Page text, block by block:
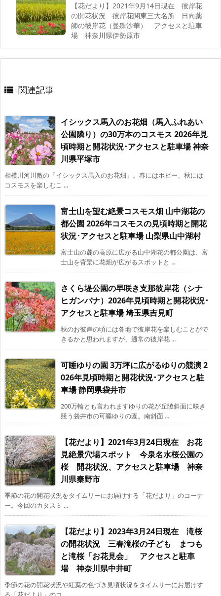
【花だより】2021年9月14日現在 彼岸花
の開花状況 彼岸花関東三大名所 日向薬
師の彼岸花（曼殊沙華） アクセスと駐車
場 神奈川県伊勢原市
 関連記事
イシックス馬入のお花畑（馬入ふれあい
公園隣り）の30万本のコスモス 2026年見
頃時期と開花状況･アクセスと駐車場 神奈
川県平塚市
相模川河川敷の「イシックス馬入のお花畑」。春にはポピー、秋には
コスモスを楽しむこ ...
富士山を望む絶景コスモス畑 山中湖花の
都公園 2026年コスモスの見頃時期と開花
状況･アクセスと駐車場 山梨県山中湖村
富士山の麓の高原に広がる山中湖花の都公園は、富
士山を背景に花畑が広がるスポットと ...
さくら堤公園の早咲き支那彼岸花（シナ
ヒガンバナ）2026年見頃時期と開花状況･
アクセスと駐車場 埼玉県吉見町
秋のお彼岸の頃には各地で彼岸花を楽しむことがで
きるかと思われますが、通常の彼岸花 ...
可睡ゆりの園 3万坪に広がるゆりの競演 2
026年見頃時期と開花状況･アクセスと駐
車場 静岡県袋井市
200万輪とも言われますゆりの花が丘陵斜面に咲き
競う袋井市の可睡ゆりの園。南斜面 ...
【花だより】2021年3月24日現在 お花
見絶景穴場スポット 今泉名水桜公園の
桜 開花状況、アクセスと駐車場 神奈
川県秦野市
季節の花の開花状況をタイムリーにお届けする「花だより」のコーナ
ー。今回のカタスミ ...
【花だより】2023年3月24日現在 滝桜
の開花状況 三春滝桜の子ども まつも
と滝桜「お花見会」 アクセスと駐車
場 神奈川県中井町
季節の花の開花状況や紅葉の色づき見頃状況をタイムリーにお届けす